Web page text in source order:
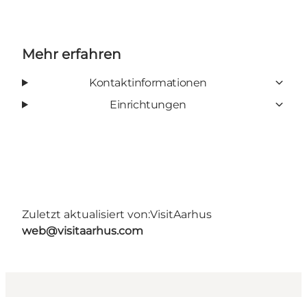
Mehr erfahren
Kontaktinformationen
Einrichtungen
Zuletzt aktualisiert von:VisitAarhus
web@visitaarhus.com